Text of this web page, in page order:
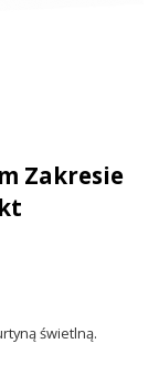
Zakresie
świetlną.